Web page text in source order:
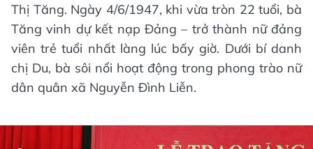
Thị Tăng. Ngày 4/6/1947, khi vừa tròn 22 tuổi, bà
Tăng vinh dự kết nạp Đảng – trở thành nữ đảng
viên trẻ tuổi nhất làng lúc bấy giờ. Dưới bí danh
chị Du, bà sôi nổi hoạt động trong phong trào nữ
dân quân xã Nguyễn Đình Liễn.